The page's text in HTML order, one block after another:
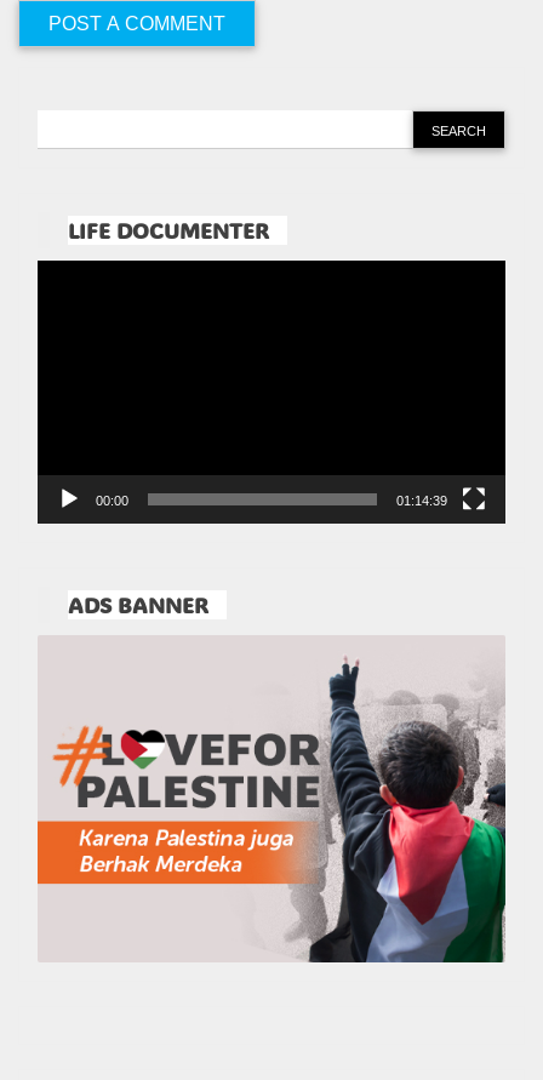
LIFE DOCUMENTER
00:00 01:14:39
ADS BANNER